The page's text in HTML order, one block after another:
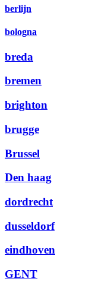
berlijn
bologna
breda
bremen
brighton
brugge
Brussel
Den haag
dordrecht
dusseldorf
eindhoven
GENT